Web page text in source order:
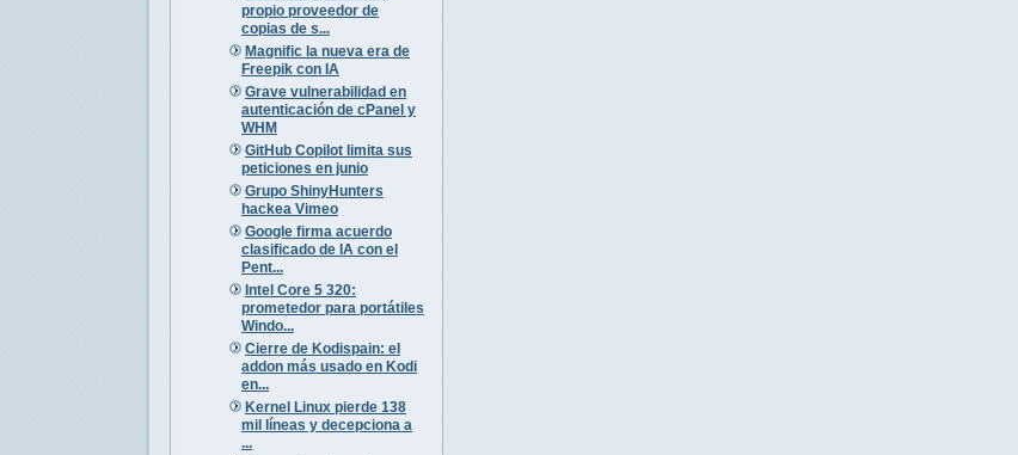
propio proveedor de
copias de s...
Magnific la nueva era de
Freepik con IA
Grave vulnerabilidad en
autenticación de cPanel y
WHM
GitHub Copilot limita sus
peticiones en junio
Grupo ShinyHunters
hackea Vimeo
Google firma acuerdo
clasificado de IA con el
Pent...
Intel Core 5 320:
prometedor para portátiles
Windo...
Cierre de Kodispain: el
addon más usado en Kodi
en...
Kernel Linux pierde 138
mil líneas y decepciona a
...